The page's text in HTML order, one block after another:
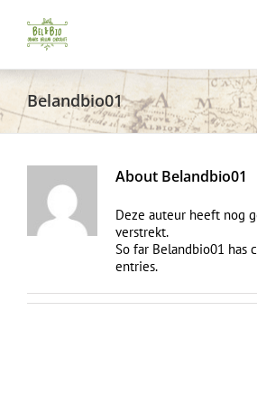
content
Belandbio01
About Belandbio01
Deze auteur heeft nog
verstrekt.
So far Belandbio01 has
entries.